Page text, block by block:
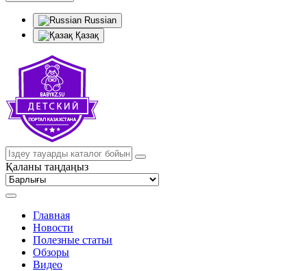
Russian
Қазақ
Қаланы таңдаңыз
Главная
Новости
Полезные статьи
Обзоры
Видео